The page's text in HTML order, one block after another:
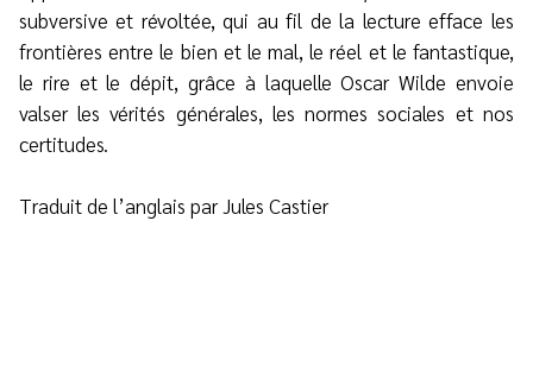
subversive et révoltée, qui au fil de la lecture efface les
frontières entre le bien et le mal, le réel et le fantastique,
le rire et le dépit, grâce à laquelle Oscar Wilde envoie
valser les vérités générales, les normes sociales et nos
certitudes.
Traduit de l’anglais par Jules Castier